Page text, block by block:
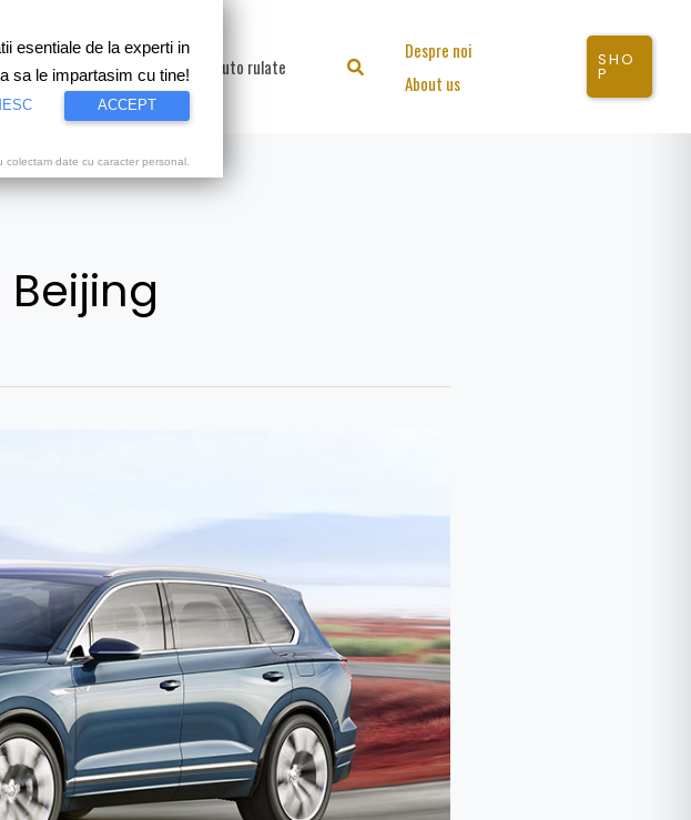
speciale Video Auto rulate Search
Despre noi
About us
SHO
P
esentiale de la experti in
sa le impartasim cu tine!
ACCEPT
colectam date cu caracter personal.